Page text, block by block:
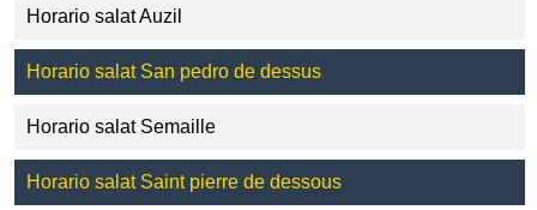
Horario salat Auzil
Horario salat San pedro de dessus
Horario salat Semaille
Horario salat Saint pierre de dessous